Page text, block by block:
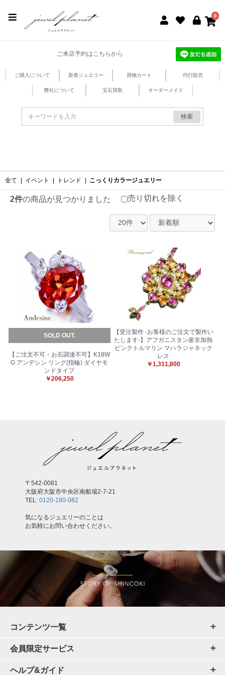
0
ご来店予約はこちらから
ご購入について 新着ジュエリー 買物カート 代行販売
弊社について 宝石買取 オーダーメイド
検索
全て イベント トレンド こっくりカラージュエリー
2件の商品が見つかりました 売り切れを除く
SOLD OUT.
【ご注文不可・お石調達不可】K18W
G アンデシン リング(指輪) ダイヤモ
ンドタイプ
￥206,250
【受注製作 -お客様のご注文で製作い
たします-】アフガニスタン産非加熱
ピンクトルマリン マハラジャネック
レス
￥1,311,800
〒542-0081
大阪府大阪市中央区南船場2-7-21
TEL: 0120-180-082
気になるジュエリーのことは
お気軽にお問い合わせください。
コンテンツ一覧
会員限定サービス
ヘルプ&ガイド